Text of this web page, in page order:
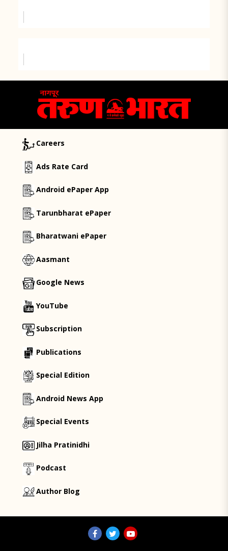
Careers
Ads Rate Card
Android ePaper App
Tarunbharat ePaper
Bharatwani ePaper
Aasmant
Google News
YouTube
Subscription
Publications
Special Edition
Android News App
Special Events
Jilha Pratinidhi
Podcast
Author Blog